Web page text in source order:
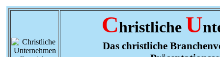
Christliche U
Das christliche